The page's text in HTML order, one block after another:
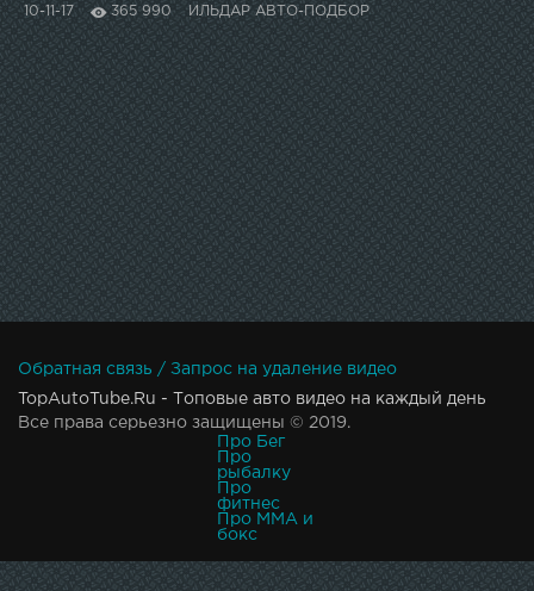
10-11-17 365 990 ИЛЬДАР АВТО-ПОДБОР
Обратная связь / Запрос на удаление видео
TopAutoTube.Ru - Топовые авто видео на каждый день
Все права серьезно защищены © 2019.
Про Бег
Про
рыбалку
Про
фитнес
Про MMA и
бокс